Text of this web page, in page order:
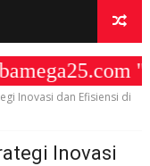
"
Inovasi dan Efisiensi di
Inovasi